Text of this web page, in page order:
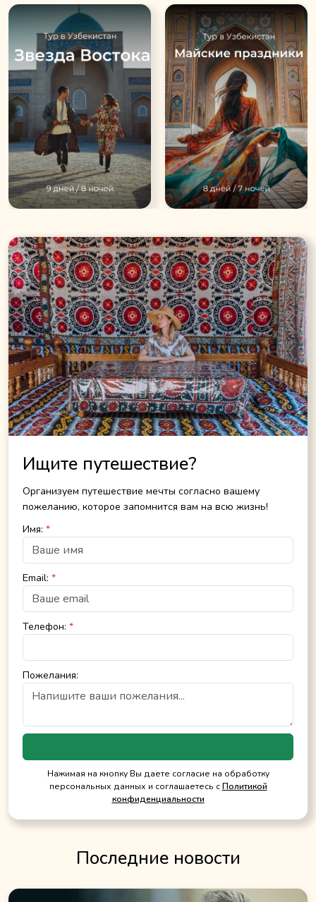
Ищите путешествие?
Организуем путешествие мечты согласно вашему
пожеланию, которое запомнится вам на всю жизнь!
Имя: *
Email: *
Телефон: *
Пожелания:
Нажимая на кнопку Вы даете согласие на обработку
персональных данных и соглашаетесь сПолитикой
конфиденциальности
Последние новости